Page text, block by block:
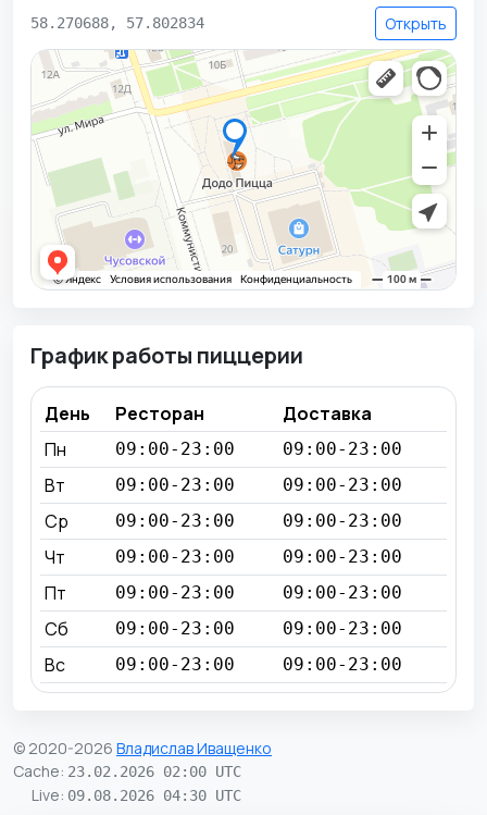
58.270688, 57.802834 Открыть
График работы пиццерии
День Ресторан
Доставка
Пн
09:00-23:00 09:00-23:00
Вт 09:00-23:00 09:00-23:00
Ср 09:00-23:00 09:00-23:00
Чт 09:00-23:00 09:00-23:00
Пт 09:00-23:00 09:00-23:00
Сб 09:00-23:00 09:00-23:00
Вс 09:00-23:00 09:00-23:00
© 2020-2026 Владислав Иващенко
Cache: 23.02.2026 02:00 UTC
Live: 09.08.2026 04:30 UTC